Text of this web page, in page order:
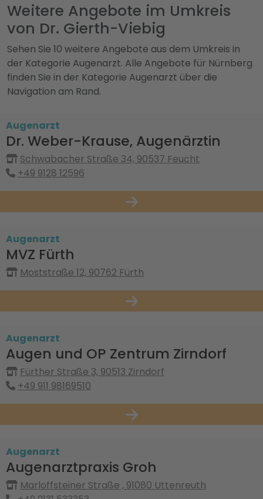
Weitere Angebote im Umkreis
von Dr. Gierth-Viebig
Sehen Sie 10 weitere Angebote aus dem Umkreis in
der Kategorie Augenarzt. Alle Angebote für Nürnberg
finden Sie in der Kategorie Augenarzt über die
Navigation am Rand.
Augenarzt
Dr. Weber-Krause, Augenärztin
Schwabacher Straße 34, 90537 Feucht
+49 9128 12596
Augenarzt
MVZ Fürth
Moststraße 12, 90762 Fürth
Augenarzt
Augen und OP Zentrum Zirndorf
Fürther Straße 3, 90513 Zirndorf
+49 911 98169510
Augenarzt
Augenarztpraxis Groh
Marloffsteiner Straße , 91080 Uttenreuth